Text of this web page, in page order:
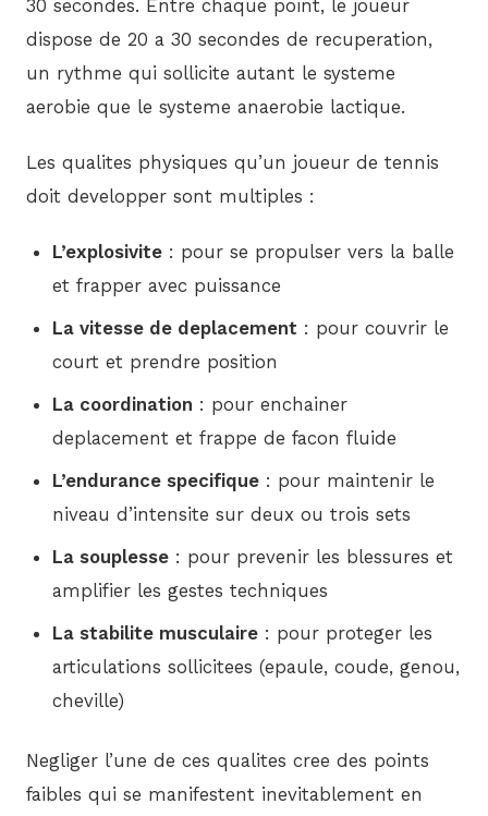
30 secondes. Entre chaque point, le joueur
dispose de 20 a 30 secondes de recuperation,
un rythme qui sollicite autant le systeme
aerobie que le systeme anaerobie lactique.
Les qualites physiques qu’un joueur de tennis
doit developper sont multiples :
L’explosivite : pour se propulser vers la balle
et frapper avec puissance
La vitesse de deplacement : pour couvrir le
court et prendre position
La coordination : pour enchainer
deplacement et frappe de facon fluide
L’endurance specifique : pour maintenir le
niveau d’intensite sur deux ou trois sets
La souplesse : pour prevenir les blessures et
amplifier les gestes techniques
La stabilite musculaire : pour proteger les
articulations sollicitees (epaule, coude, genou,
cheville)
Negliger l’une de ces qualites cree des points
faibles qui se manifestent inevitablement en